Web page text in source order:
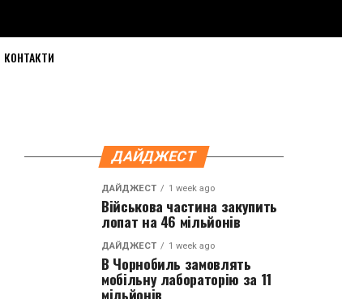
КОНТАКТИ
ДАЙДЖЕСТ
ДАЙДЖЕСТ 1 week ago
Військова частина закупить
лопат на 46 мільйонів
ДАЙДЖЕСТ 1 week ago
В Чорнобиль замовлять
мобільну лабораторію за 11
мільйонів